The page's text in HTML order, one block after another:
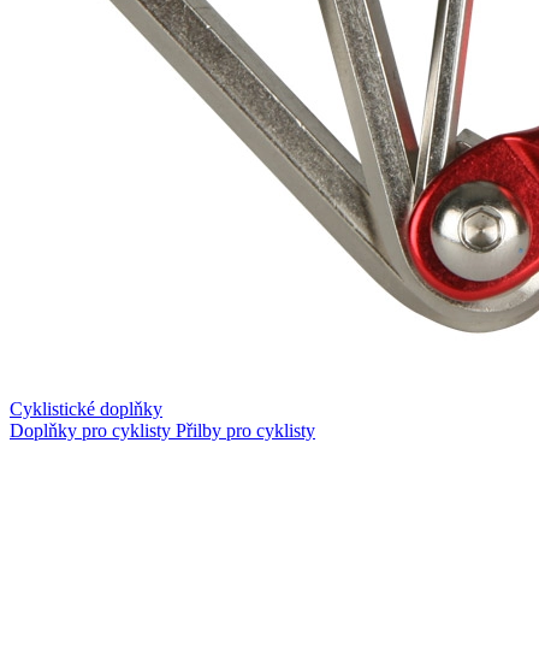
Cyklistické doplňky
Doplňky pro cyklisty Přilby pro cyklisty